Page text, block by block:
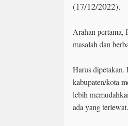
(17/12/2022).
Arahan pertama,
masalah dan
Harus dipetakan.
kabupaten/kota
lebih
ada yang terlewat.